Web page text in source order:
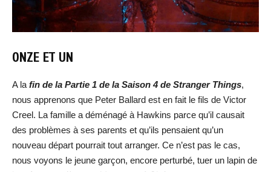
ONZE ET UN
A la fin de la Partie 1 de la Saison 4 de Stranger Things,
nous apprenons que Peter Ballard est en fait le fils de Victor
Creel. La famille a déménagé à Hawkins parce qu’il causait
des problèmes à ses parents et qu’ils pensaient qu’un
nouveau départ pourrait tout arranger. Ce n’est pas le cas,
nous voyons le jeune garçon, encore perturbé, tuer un lapin de